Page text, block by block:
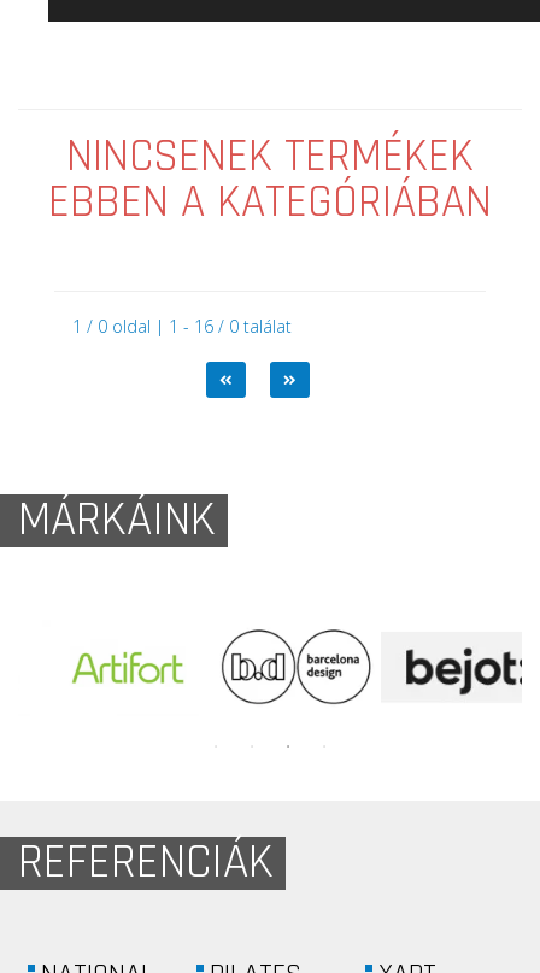
NINCSENEK TERMÉKEK
EBBEN A KATEGÓRIÁBAN
1 / 0 oldal | 1 - 16 / 0 találat
MÁRKÁINK
REFERENCIÁK